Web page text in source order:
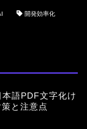
開発効率化
語PDF文字化け
と注意点